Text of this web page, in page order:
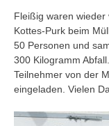
Fleißig waren
Kottes-Purk beim
50 Personen und
300 Kilogramm
Teilnehmer von der
eingeladen. Vielen